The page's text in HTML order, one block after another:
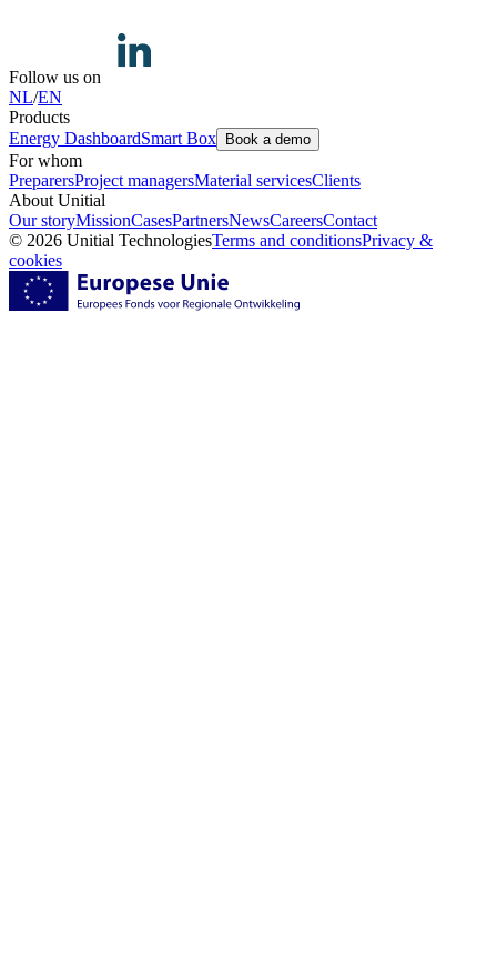
Follow us on
NL/EN
Products
Energy DashboardSmart Box Book a demo
For whom
PreparersProject managersMaterial servicesClients
About Unitial
Our storyMissionCasesPartnersNewsCareersContact
© 2026 Unitial TechnologiesTerms and conditionsPrivacy &
cookies